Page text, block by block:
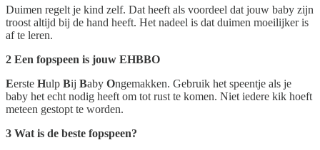
Duimen regelt je kind zelf. Dat heeft als voordeel dat jouw baby zijn
troost altijd bij de hand heeft. Het nadeel is dat duimen moeilijker is
af te leren.
2 Een fopspeen is jouw EHBBO
Eerste Hulp Bij Baby Ongemakken. Gebruik het speentje als je
baby het echt nodig heeft om tot rust te komen. Niet iedere kik hoeft
meteen gestopt te worden.
3 Wat is de beste fopspeen?